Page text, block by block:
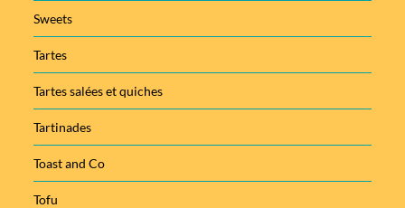
Sweets
Tartes
Tartes salées et quiches
Tartinades
Toast and Co
Tofu